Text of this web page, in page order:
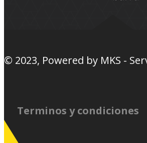
© 2023, Powered by MKS -
Terminos y condiciones